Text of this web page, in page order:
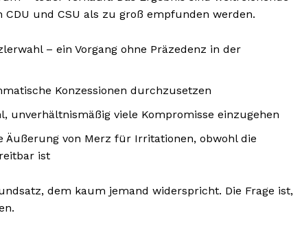
und CSU als zu groß empfunden werden.
– ein Vorgang ohne Präzedenz in der
Konzessionen durchzusetzen
unverhältnismäßig viele Kompromisse einzugehen
Äußerung von Merz für Irritationen, obwohl die
ist
dem kaum jemand widerspricht. Die Frage ist,